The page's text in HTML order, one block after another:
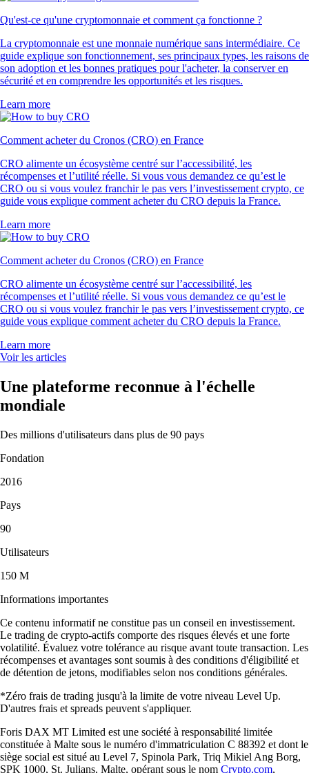
Qu'est-ce qu'une cryptomonnaie et comment ça fonctionne ?
La cryptomonnaie est une monnaie numérique sans intermédiaire. Ce
guide explique son fonctionnement, ses principaux types, les raisons de
son adoption et les bonnes pratiques pour l'acheter, la conserver en
sécurité et en comprendre les opportunités et les risques.
Learn more
Comment acheter du Cronos (CRO) en France
CRO alimente un écosystème centré sur l’accessibilité, les
récompenses et l’utilité réelle. Si vous vous demandez ce qu’est le
CRO ou si vous voulez franchir le pas vers l’investissement crypto, ce
guide vous explique comment acheter du CRO depuis la France.
Learn more
Comment acheter du Cronos (CRO) en France
CRO alimente un écosystème centré sur l’accessibilité, les
récompenses et l’utilité réelle. Si vous vous demandez ce qu’est le
CRO ou si vous voulez franchir le pas vers l’investissement crypto, ce
guide vous explique comment acheter du CRO depuis la France.
Learn more
Voir les articles
Une plateforme reconnue à l'échelle
mondiale
Des millions d'utilisateurs dans plus de 90 pays
Fondation
2016
Pays
90
Utilisateurs
150 M
Informations importantes
Ce contenu informatif ne constitue pas un conseil en investissement.
Le trading de crypto-actifs comporte des risques élevés et une forte
volatilité. Évaluez votre tolérance au risque avant toute transaction. Les
récompenses et avantages sont soumis à des conditions d'éligibilité et
de détention de jetons, modifiables selon nos conditions générales.
*Zéro frais de trading jusqu'à la limite de votre niveau Level Up.
D'autres frais et spreads peuvent s'appliquer.
Foris DAX MT Limited est une société à responsabilité limitée
constituée à Malte sous le numéro d'immatriculation C 88392 et dont le
siège social est situé au Level 7, Spinola Park, Triq Mikiel Ang Borg,
SPK 1000, St. Julians, Malte, opérant sous le nom Crypto.com,